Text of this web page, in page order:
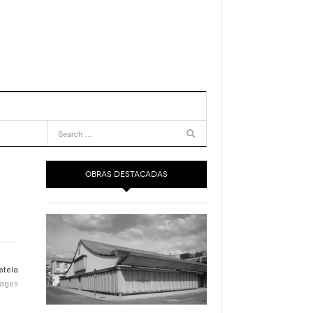
OBRAS DESTACADAS